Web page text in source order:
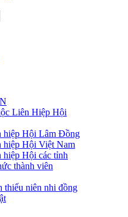
Liên Hiệp Hội
hiệp Hội Lâm Đồng
hiệp Hội Việt Nam
hiệp Hội các tỉnh
thành viên
thiếu niên nhi đồng